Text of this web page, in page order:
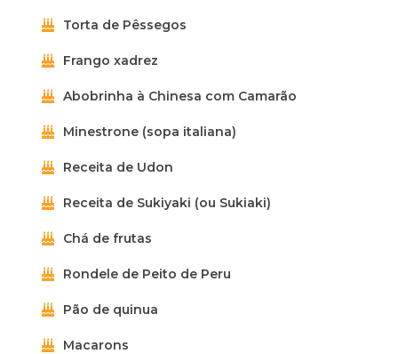
Torta de Pêssegos
Frango xadrez
Abobrinha à Chinesa com Camarão
Minestrone (sopa italiana)
Receita de Udon
Receita de Sukiyaki (ou Sukiaki)
Chá de frutas
Rondele de Peito de Peru
Pão de quinua
Macarons